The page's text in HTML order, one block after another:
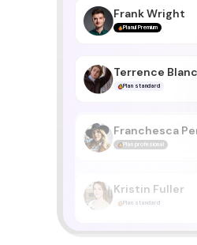
Frank Wright
Planul Premium
Terrence
Plan standard
Franchesca
Plan profesional
Kristin Fuller
Plan standard